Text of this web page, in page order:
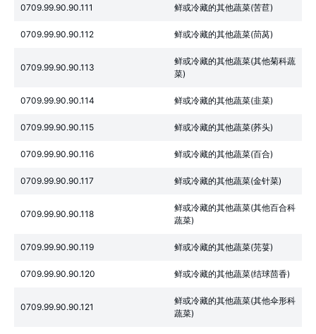
0709.99.90.90.111 鲜或冷藏的其他蔬菜(苦苣)
0709.99.90.90.112 鲜或冷藏的其他蔬菜(茼莴)
0709.99.90.90.113
鲜或冷藏的其他蔬菜(其他菊科蔬
菜)
0709.99.90.90.114 鲜或冷藏的其他蔬菜(韭菜)
0709.99.90.90.115 鲜或冷藏的其他蔬菜(荞头)
0709.99.90.90.116 鲜或冷藏的其他蔬菜(百合)
0709.99.90.90.117 鲜或冷藏的其他蔬菜(金针菜)
0709.99.90.90.118
鲜或冷藏的其他蔬菜(其他百合科
蔬菜)
0709.99.90.90.119 鲜或冷藏的其他蔬菜(芫荽)
0709.99.90.90.120 鲜或冷藏的其他蔬菜(结球茴香)
0709.99.90.90.121
鲜或冷藏的其他蔬菜(其他伞形科
蔬菜)